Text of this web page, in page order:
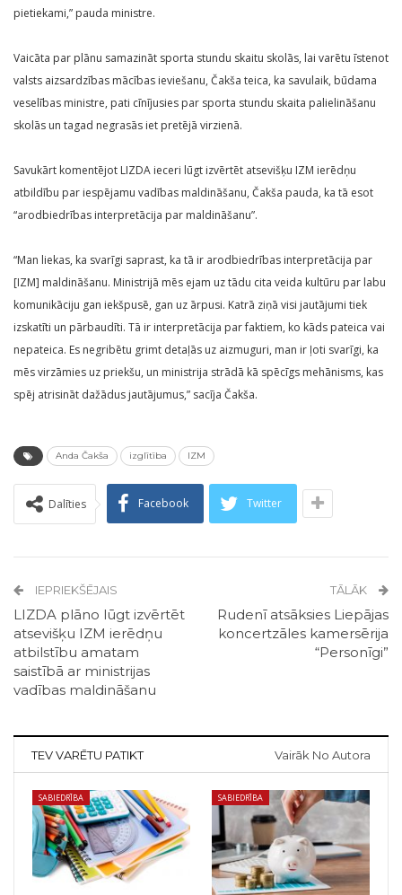
pietiekami,” pauda ministre.
Vaicāta par plānu samazināt sporta stundu skaitu skolās, lai varētu īstenot
valsts aizsardzības mācības ieviešanu, Čakša teica, ka savulaik, būdama
veselības ministre, pati cīnījusies par sporta stundu skaita palielināšanu
skolās un tagad negrasās iet pretējā virzienā.
Savukārt komentējot LIZDA ieceri lūgt izvērtēt atsevišķu IZM ierēdņu
atbildību par iespējamu vadības maldināšanu, Čakša pauda, ka tā esot
“arodbiedrības interpretācija par maldināšanu”.
“Man liekas, ka svarīgi saprast, ka tā ir arodbiedrības interpretācija par
[IZM] maldināšanu. Ministrijā mēs ejam uz tādu cita veida kultūru par labu
komunikāciju gan iekšpusē, gan uz ārpusi. Katrā ziņā visi jautājumi tiek
izskatīti un pārbaudīti. Tā ir interpretācija par faktiem, ko kāds pateica vai
nepateica. Es negribētu grimt detaļās uz aizmuguri, man ir ļoti svarīgi, ka
mēs virzāmies uz priekšu, un ministrija strādā kā spēcīgs mehānisms, kas
spēj atrisināt dažādus jautājumus,” sacīja Čakša.
Anda Čakša izglītība IZM
Dalīties Facebook Twitter
IEPRIEKŠĒJAIS
LIZDA plāno lūgt izvērtēt
atsevišķu IZM ierēdņu
atbilstību amatam
saistībā ar ministrijas
vadības maldināšanu
TĀLĀK
Rudenī atsāksies Liepājas
koncertzāles kamersērija
“Personīgi”
TEV VARĒTU PATIKT Vairāk No Autora
SABIEDRĪBA SABIEDRĪBA